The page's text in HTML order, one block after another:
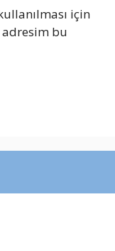
için
adresim bu